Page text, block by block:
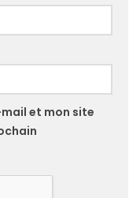
et mon site